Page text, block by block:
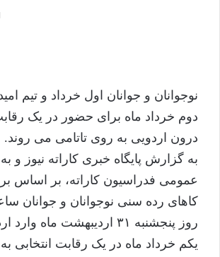
نوجوانان و جوانان اول خرداد و تیم
دوم خرداد ماه برای حضور در یک
درون اردویی به روی تاتامی می روند.
به گزارش پایگاه خبری کاراته نیوز و
عمومی فدراسیون کاراته، بر اساس
روز پنجشنبه ۳۱ اردیبهشت ماه
یکم خرداد ماه در یک رقابت انتخابی